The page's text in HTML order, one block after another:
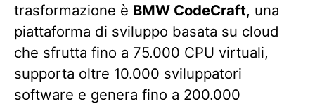
trasformazione è BMW CodeCraft, una
piattaforma di sviluppo basata su cloud
che sfrutta fino a 75.000 CPU virtuali,
supporta oltre 10.000 sviluppatori
software e genera fino a 200.000